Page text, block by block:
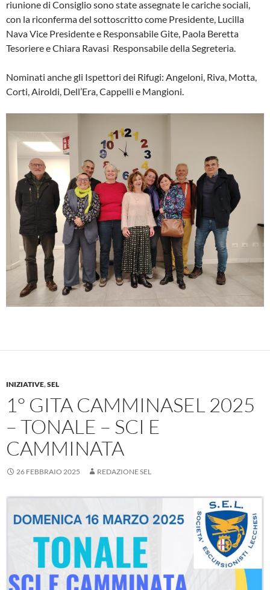
riunione di Consiglio sono state assegnate le cariche sociali,
con la riconferma del sottoscritto come Presidente, Lucilla
Nava Vice Presidente e Responsabile Gite, Paola Beretta
Tesoriere e Chiara Ravasi Responsabile della Segreteria.
Nominati anche gli Ispettori dei Rifugi: Angeloni, Riva, Motta,
Corti, Airoldi, Dell’Era, Cappelli e Mangioni.
INIZIATIVE,SEL
1° GITA CAMMINASEL 2025
– TONALE – SCI E
CAMMINATA
26 FEBBRAIO 2025 REDAZIONE SEL